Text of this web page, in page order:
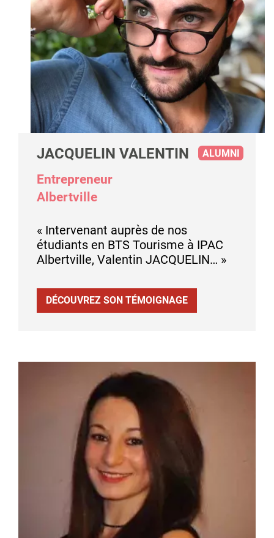
JACQUELIN VALENTIN
Entrepreneur
Albertville
« Intervenant auprès de nos
étudiants en BTS Tourisme à IPAC
Albertville, Valentin JACQUELIN… »
ALUMNI
DÉCOUVREZ SON TÉMOIGNAGE